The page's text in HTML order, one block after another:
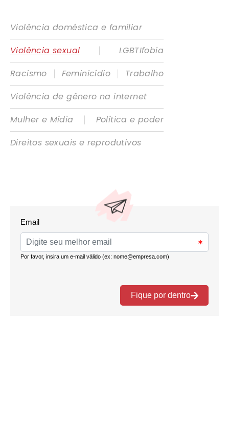
Violência doméstica e familiar
Violência sexual
|
LGBTIfobia
Racismo
| Feminicídio |
Trabalho
Violência de gênero na internet
Mulher e Mídia
|
Política e poder
Direitos sexuais e reprodutivos